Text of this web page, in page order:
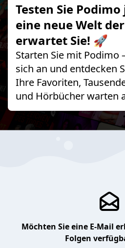
Testen Sie Podimo
eine neue Welt
erwartet Sie! 🚀
Starten Sie mit Podimo
sich an und entdecken
Ihre Favoriten,
und Hörbücher warten
Möchten Sie eine E-Mail
Folgen